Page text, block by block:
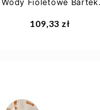
Wody Fioletowe Bartek
109,33 zł